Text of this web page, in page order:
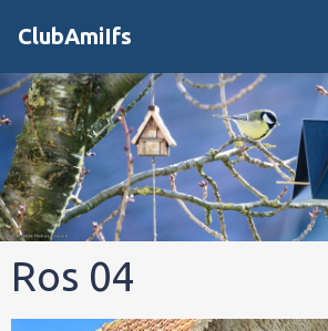
ClubAmiIfs
Ros 04